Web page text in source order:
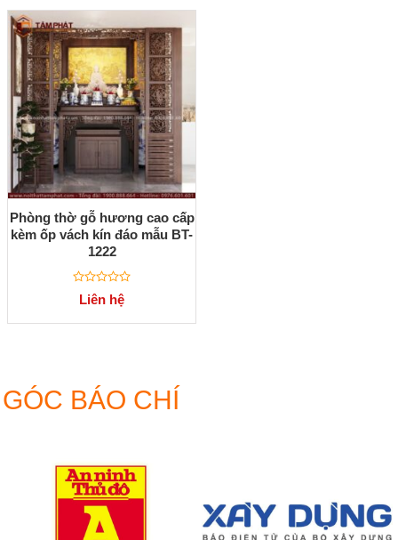
Phòng thờ gỗ hương cao cấp
kèm ốp vách kín đáo mẫu BT-
1222
Được
xếp
Liên hệ
GÓC BÁO CHÍ